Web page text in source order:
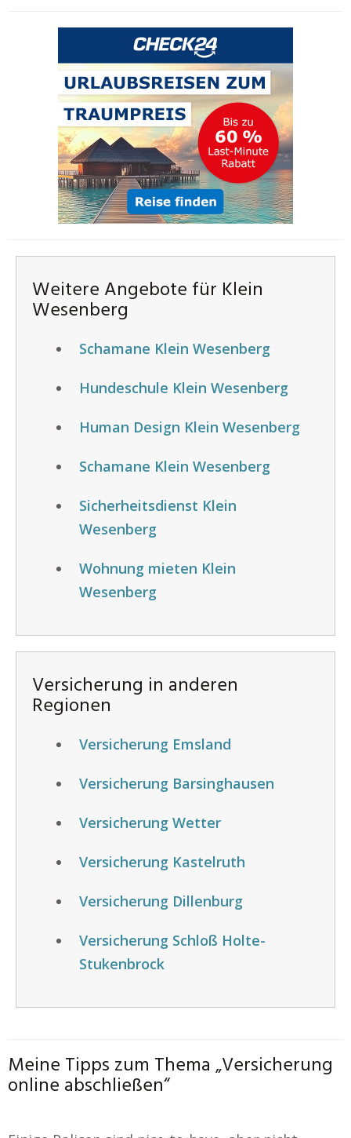
Weitere Angebote für Klein
Wesenberg
Schamane Klein Wesenberg
Hundeschule Klein Wesenberg
Human Design Klein Wesenberg
Schamane Klein Wesenberg
Sicherheitsdienst Klein
Wesenberg
Wohnung mieten Klein
Wesenberg
Versicherung in anderen
Regionen
Versicherung Emsland
Versicherung Barsinghausen
Versicherung Wetter
Versicherung Kastelruth
Versicherung Dillenburg
Versicherung Schloß Holte-
Stukenbrock
Meine Tipps zum Thema „Versicherung
online abschließen“